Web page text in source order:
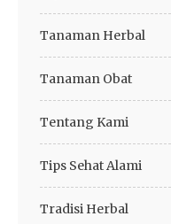
Tanaman Herbal
Tanaman Obat
Tentang Kami
Tips Sehat Alami
Tradisi Herbal